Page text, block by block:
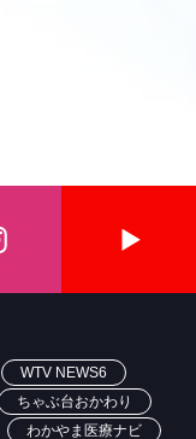
WTV NEWS6
ちゃぶ台おかわり
わかやま医療ナビ